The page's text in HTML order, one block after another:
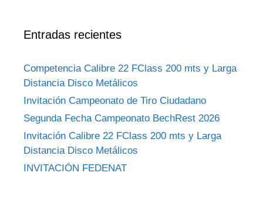
Entradas recientes
Competencia Calibre 22 FClass 200 mts y Larga
Distancia Disco Metálicos
Invitación Campeonato de Tiro Ciudadano
Segunda Fecha Campeonato BechRest 2026
Invitación Calibre 22 FClass 200 mts y Larga
Distancia Disco Metálicos
INVITACIÓN FEDENAT